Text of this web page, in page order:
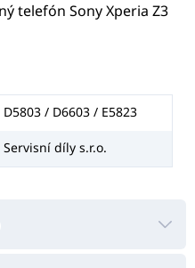
telefón Sony Xperia Z3
D5803 / D6603 / E5823
Servisní díly s.r.o.